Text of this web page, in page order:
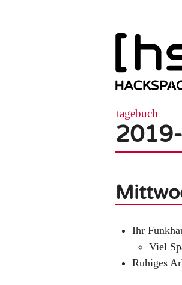
tagebuch
Ihr
Viel
Ruhiges